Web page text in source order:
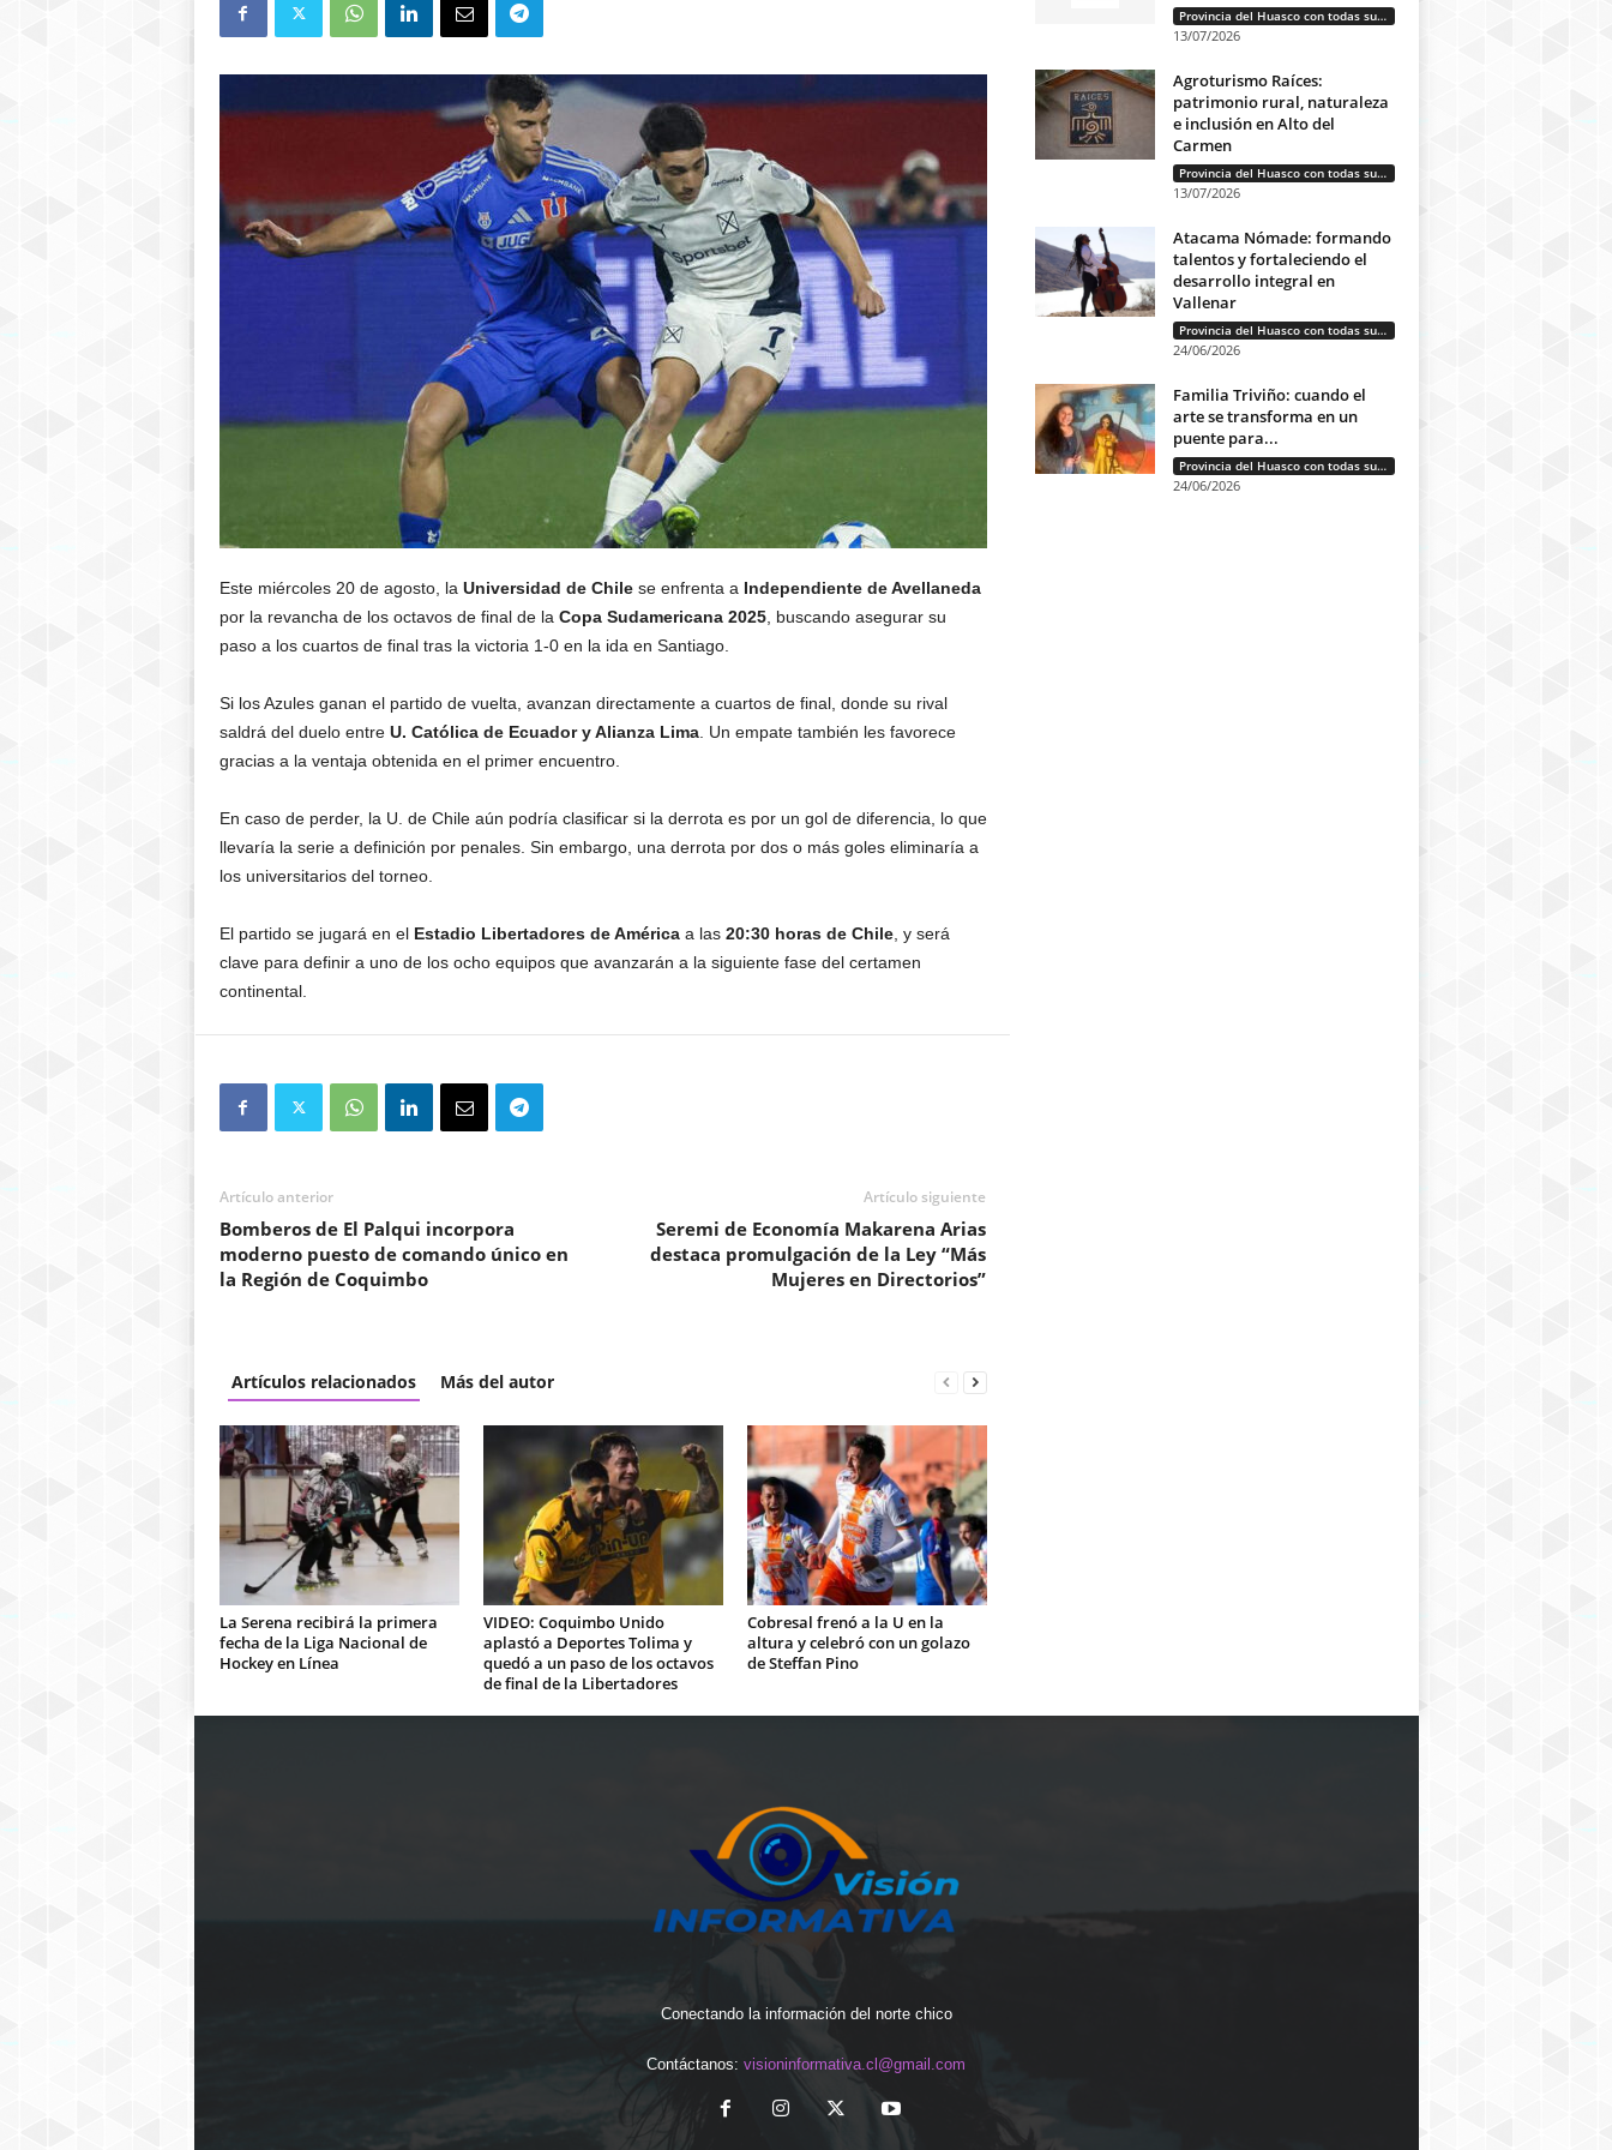
Este miércoles 20 de agosto, la Universidad de Chilese enfrenta a Independiente de Avellaneda
por la revancha de los octavos de final de la Copa Sudamericana 2025, buscando asegurar su
paso a los cuartos de final tras la victoria 1-0 en la ida en Santiago.
Si los Azules ganan el partido de vuelta, avanzan directamente a cuartos de final, donde su rival
saldrá del duelo entre U. Católica de Ecuador y Alianza Lima. Un empate también les favorece
gracias a la ventaja obtenida en el primer encuentro.
En caso de perder, la U. de Chile aún podría clasificar si la derrota es por un gol de diferencia, lo que
llevaría la serie a definición por penales. Sin embargo, una derrota por dos o más goles eliminaría a
los universitarios del torneo.
El partido se jugará en el Estadio Libertadores de Américaa las 20:30 horas de Chile, y será
clave para definir a uno de los ocho equipos que avanzarán a la siguiente fase del certamen
continental.
Artículo anterior
Bomberos de El Palqui incorpora
moderno puesto de comando único en
la Región de Coquimbo
Artículo siguiente
Seremi de Economía Makarena Arias
destaca promulgación de la Ley “Más
Mujeres en Directorios”
Artículos relacionados Más del autor
La Serena recibirá la primera
fecha de la Liga Nacional de
Hockey en Línea
VIDEO: Coquimbo Unido
aplastó a Deportes Tolima y
quedó a un paso de los octavos
de final de la Libertadores
Cobresal frenó a la U en la
altura y celebró con un golazo
de Steffan Pino
Provincia del Huasco con todas sus letras: Historias que unen cultura, diversidad e identidad
13/07/2026
Agroturismo Raíces:
patrimonio rural, naturaleza
e inclusión en Alto del
Carmen
Provincia del Huasco con todas sus letras: Historias que unen cultura, diversidad e identidad
13/07/2026
Atacama Nómade: formando
talentos y fortaleciendo el
desarrollo integral en
Vallenar
Provincia del Huasco con todas sus letras: Historias que unen cultura, diversidad e identidad
24/06/2026
Familia Triviño: cuando el
arte se transforma en un
puente para...
Provincia del Huasco con todas sus letras: Historias que unen cultura, diversidad e identidad
24/06/2026
Conectando la información del norte chico
Contáctanos: visioninformativa.cl@gmail.com